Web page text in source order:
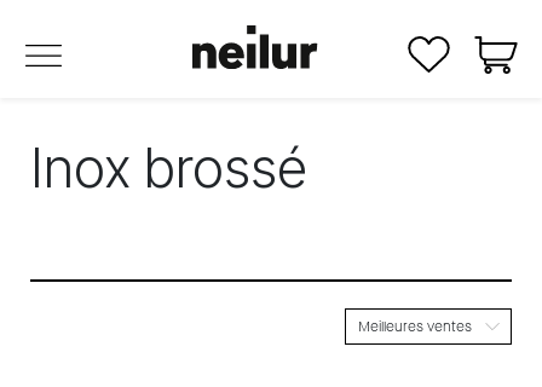
Inox brossé
Meilleures ventes